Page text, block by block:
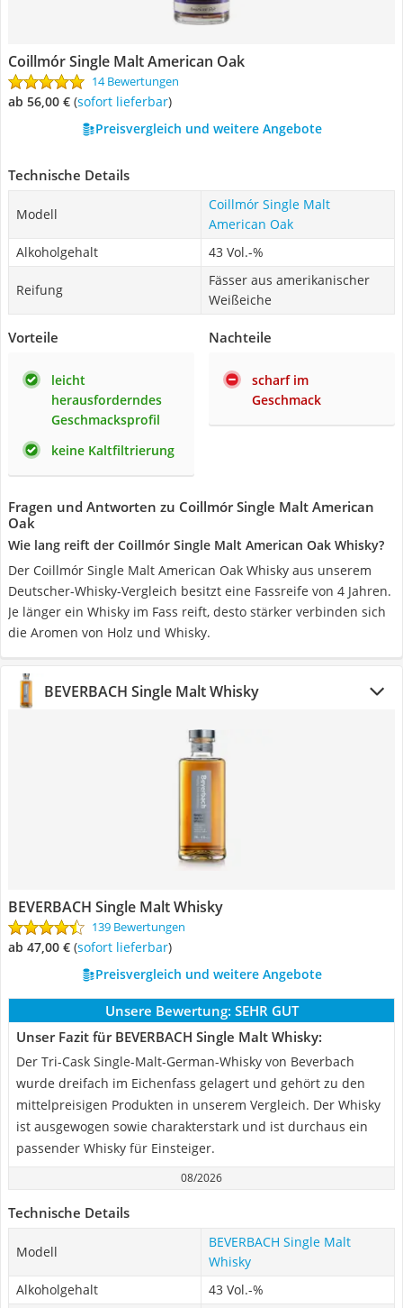
Coillmór Single Malt American Oak
14 Bewertungen
ab 56,00 € ( Sofort lieferbar)
Preisvergleich und weitere Angebote
Technische Details
Modell
Coillmór Single Malt
American Oak
Alkoholgehalt
43 Vol.-%
Reifung
Fässer aus amerikanischer
Weißeiche
Vorteile
leicht
herausforderndes
Geschmacksprofil
keine Kaltfiltrierung
Nachteile
scharf im
Geschmack
Fragen und Antworten zu Coillmór Single Malt American
Oak
Wie lang reift der Coillmór Single Malt American Oak Whisky?
Der Coillmór Single Malt American Oak Whisky aus unserem
Deutscher-Whisky-Vergleich besitzt eine Fassreife von 4 Jahren.
Je länger ein Whisky im Fass reift, desto stärker verbinden sich
die Aromen von Holz und Whisky.
BEVERBACH Single Malt Whisky
BEVERBACH Single Malt Whisky
139 Bewertungen
ab 47,00 € ( Sofort lieferbar)
Preisvergleich und weitere Angebote
Unsere Bewertung: SEHR GUT
Unser Fazit für BEVERBACH Single Malt Whisky:
Der Tri-Cask Single-Malt-German-Whisky von Beverbach
wurde dreifach im Eichenfass gelagert und gehört zu den
mittelpreisigen Produkten in unserem Vergleich. Der Whisky
ist ausgewogen sowie charakterstark und ist durchaus ein
passender Whisky für Einsteiger.
08/2026
Technische Details
Modell
BEVERBACH Single Malt
Whisky
Alkoholgehalt
43 Vol.-%